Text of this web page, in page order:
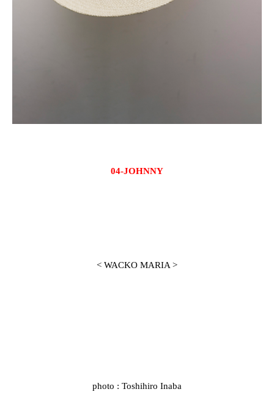
04-JOHNNY
< WACKO MARIA >
photo : Toshihiro Inaba